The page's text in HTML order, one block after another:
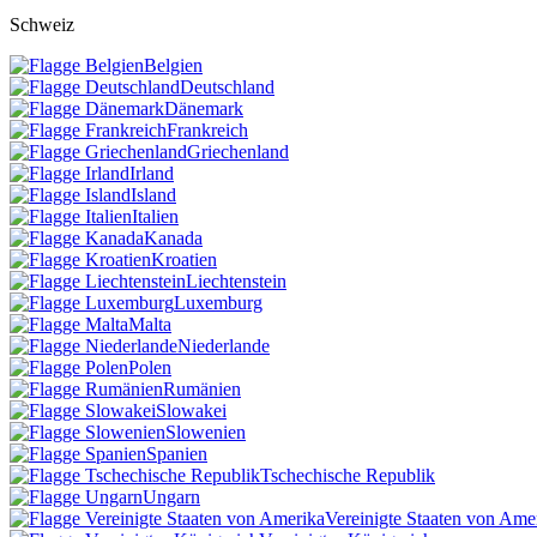
Schweiz
Belgien
Deutschland
Dänemark
Frankreich
Griechenland
Irland
Island
Italien
Kanada
Kroatien
Liechtenstein
Luxemburg
Malta
Niederlande
Polen
Rumänien
Slowakei
Slowenien
Spanien
Tschechische Republik
Ungarn
Vereinigte Staaten von